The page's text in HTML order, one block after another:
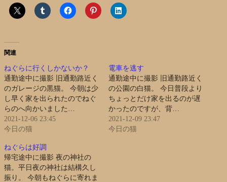
関連
ねぐらに行くしかないか？
通勤途中に撮影 旧通勤路近く
のガレージの黒猫。 今朝は少
し早く家を出られたのでねぐ
らのへ向かいました…
2021-12-06 23:45
今日の猫
電車を逃す
通勤途中に撮影 旧通勤路近く
の公園の白猫。 今日普段より
ちょっとだけ家を出るのが遅
かったのですが、背…
2021-12-09 23:47
今日の猫
ねぐらは好調
帰宅途中に撮影 夜の神社の
猫。平日夜の神社は結構久し
振り。 今朝もねぐらに寄れま